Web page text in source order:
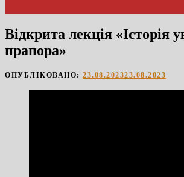
Відкрита лекція «Історія
прапора»
ОПУБЛІКОВАНО: 23.08.202323.08.2023